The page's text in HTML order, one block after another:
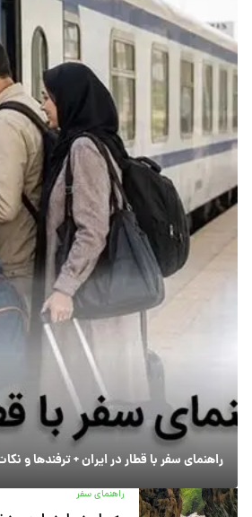
راهنمای سفر با قطار در ایران + ترفندها و
راهنمای سفر